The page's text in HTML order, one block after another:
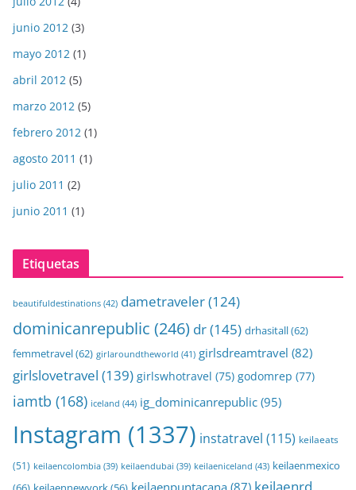
junio 2012 (3)
mayo 2012 (1)
abril 2012 (5)
marzo 2012 (5)
febrero 2012 (1)
agosto 2011 (1)
julio 2011 (2)
junio 2011 (1)
Etiquetas
beautifuldestinations (42) dametraveler(124)
dominicanrepublic (246) dr(145) drhasitall(62)
femmetravel(62) girlaroundtheworld (41) girlsdreamtravel (82)
girlslovetravel (139) girlswhotravel (75) godomrep (77)
iamtb (168) iceland (44) ig_dominicanrepublic (95)
Instagram (1337) instatravel (115) keilaeats
(51) keilaencolombia (39) keilaendubai (39) keilaeniceland (43) keilaenmexico